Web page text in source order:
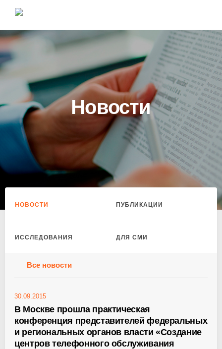
Новости
НОВОСТИ ПУБЛИКАЦИИ
ИССЛЕДОВАНИЯ ДЛЯ СМИ
Все новости
30.09.2015
В Москве прошла практическая
конференция представителей федеральных
и региональных органов власти «Создание
центров телефонного обслуживания